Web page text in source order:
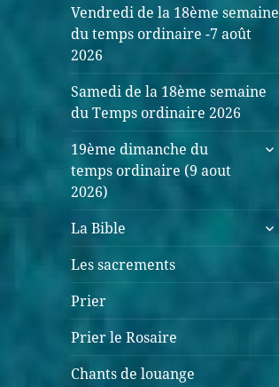
Vendredi de la 18ème semaine
du temps ordinaire -7 août
2026
Samedi de la 18ème semaine
du Temps ordinaire 2026
19ème dimanche du
temps ordinaire (9 aout
2026)
La Bible
Les sacrements
Prier
Prier le Rosaire
Chants de louange